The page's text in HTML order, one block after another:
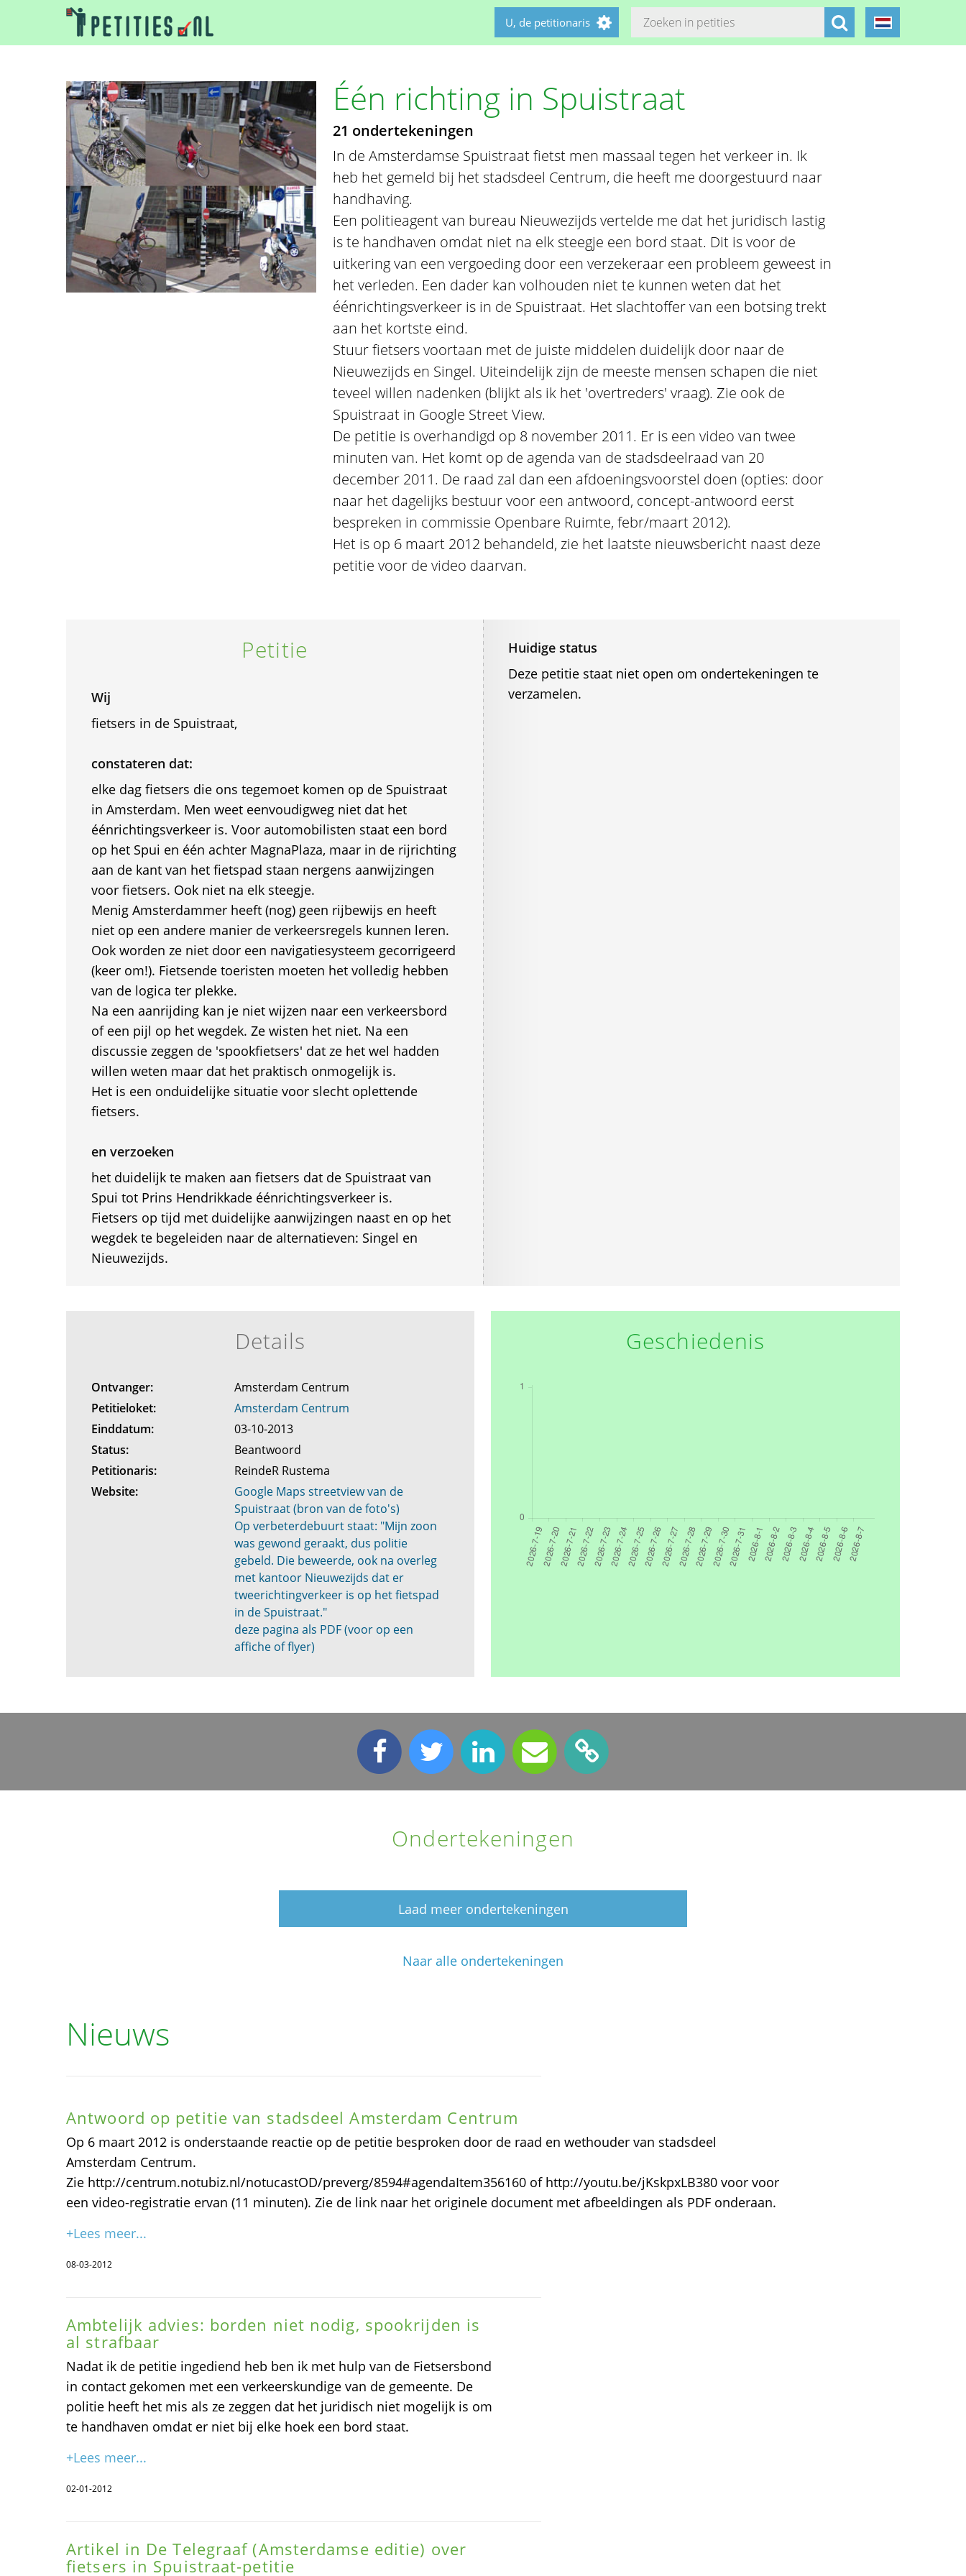
U, de petitionaris
Één richting in Spuistraat
21 ondertekeningen
In de Amsterdamse Spuistraat fietst men massaal tegen het verkeer in. Ik
heb het gemeld bij het stadsdeel Centrum, die heeft me doorgestuurd naar
handhaving.
Een politieagent van bureau Nieuwezijds vertelde me dat het juridisch lastig
is te handhaven omdat niet na elk steegje een bord staat. Dit is voor de
uitkering van een vergoeding door een verzekeraar een probleem geweest in
het verleden. Een dader kan volhouden niet te kunnen weten dat het
éénrichtingsverkeer is in de Spuistraat. Het slachtoffer van een botsing trekt
aan het kortste eind.
Stuur fietsers voortaan met de juiste middelen duidelijk door naar de
Nieuwezijds en Singel. Uiteindelijk zijn de meeste mensen schapen die niet
teveel willen nadenken (blijkt als ik het 'overtreders' vraag). Zie ook de
Spuistraat in Google Street View.
De petitie is overhandigd op 8 november 2011. Er is een video van twee
minuten van. Het komt op de agenda van de stadsdeelraad van 20
december 2011. De raad zal dan een afdoeningsvoorstel doen (opties: door
naar het dagelijks bestuur voor een antwoord, concept-antwoord eerst
bespreken in commissie Openbare Ruimte, febr/maart 2012).
Het is op 6 maart 2012 behandeld, zie het laatste nieuwsbericht naast deze
petitie voor de video daarvan.
Petitie
Wij
fietsers in de Spuistraat,
constateren dat:
elke dag fietsers die ons tegemoet komen op de Spuistraat
in Amsterdam. Men weet eenvoudigweg niet dat het
éénrichtingsverkeer is. Voor automobilisten staat een bord
op het Spui en één achter MagnaPlaza, maar in de rijrichting
aan de kant van het fietspad staan nergens aanwijzingen
voor fietsers. Ook niet na elk steegje.
Menig Amsterdammer heeft (nog) geen rijbewijs en heeft
niet op een andere manier de verkeersregels kunnen leren.
Ook worden ze niet door een navigatiesysteem gecorrigeerd
(keer om!). Fietsende toeristen moeten het volledig hebben
van de logica ter plekke.
Na een aanrijding kan je niet wijzen naar een verkeersbord
of een pijl op het wegdek. Ze wisten het niet. Na een
discussie zeggen de 'spookfietsers' dat ze het wel hadden
willen weten maar dat het praktisch onmogelijk is.
Het is een onduidelijke situatie voor slecht oplettende
fietsers.
en verzoeken
het duidelijk te maken aan fietsers dat de Spuistraat van
Spui tot Prins Hendrikkade éénrichtingsverkeer is.
Fietsers op tijd met duidelijke aanwijzingen naast en op het
wegdek te begeleiden naar de alternatieven: Singel en
Nieuwezijds.
Huidige status
Deze petitie staat niet open om ondertekeningen te
verzamelen.
Details
Ontvanger:
Amsterdam Centrum
Petitieloket:
Amsterdam Centrum
Einddatum:
03-10-2013
Status:
Beantwoord
Petitionaris:
ReindeR Rustema
Website:
Google Maps streetview van de
Spuistraat (bron van de foto's)
Op verbeterdebuurt staat: "Mijn zoon
was gewond geraakt, dus politie
gebeld. Die beweerde, ook na overleg
met kantoor Nieuwezijds dat er
tweerichtingverkeer is op het fietspad
in de Spuistraat."
deze pagina als PDF (voor op een
affiche of flyer)
Geschiedenis
Ondertekeningen
Laad meer ondertekeningen
Naar alle ondertekeningen
Nieuws
Antwoord op petitie van stadsdeel Amsterdam Centrum
Op 6 maart 2012 is onderstaande reactie op de petitie besproken door de raad en wethouder van stadsdeel
Amsterdam Centrum.
Zie http://centrum.notubiz.nl/notucastOD/preverg/8594#agendaItem356160 of http://youtu.be/jKskpxLB380 voor voor
een video-registratie ervan (11 minuten). Zie de link naar het originele document met afbeeldingen als PDF onderaan.
+Lees meer...
08-03-2012
Ambtelijk advies: borden niet nodig, spookrijden is
al strafbaar
Nadat ik de petitie ingediend heb ben ik met hulp van de Fietsersbond
in contact gekomen met een verkeerskundige van de gemeente. De
politie heeft het mis als ze zeggen dat het juridisch niet mogelijk is om
te handhaven omdat er niet bij elke hoek een bord staat.
+Lees meer...
02-01-2012
Artikel in De Telegraaf (Amsterdamse editie) over
fietsers in Spuistraat-petitie